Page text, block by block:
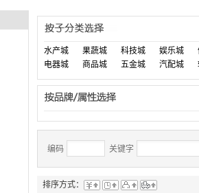
水产城 果蔬城 科技城 娱乐城
电器城
商品城 五金城 汽配城
编码 关键字
排序方式：